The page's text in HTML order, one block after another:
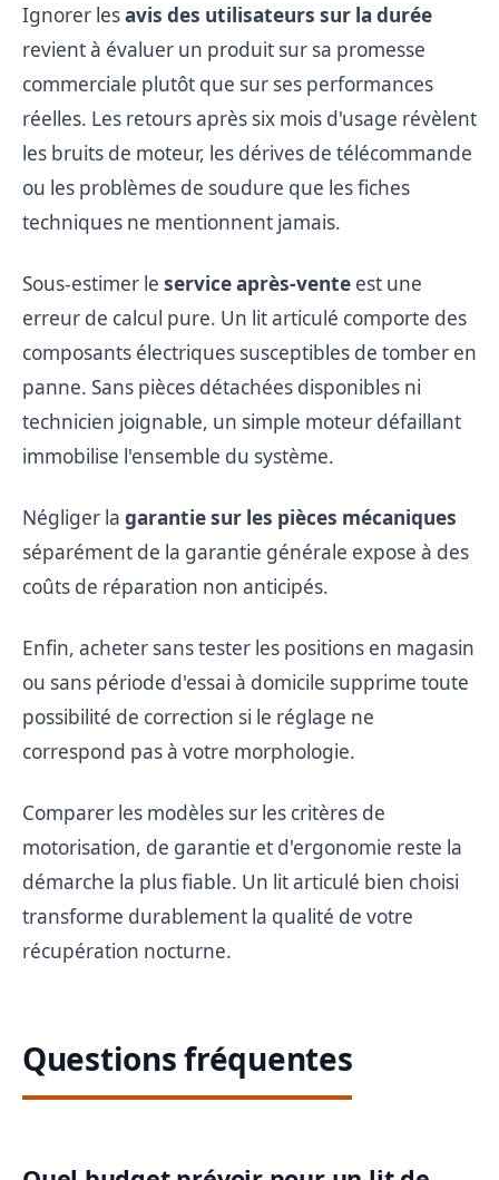
Ignorer lesavis des utilisateurs sur la durée
revient à évaluer un produit sur sa promesse
commerciale plutôt que sur ses performances
réelles. Les retours après six mois d'usage révèlent
les bruits de moteur, les dérives de télécommande
ou les problèmes de soudure que les fiches
techniques ne mentionnent jamais.
Sous-estimer le service après-vente est une
erreur de calcul pure. Un lit articulé comporte des
composants électriques susceptibles de tomber en
panne. Sans pièces détachées disponibles ni
technicien joignable, un simple moteur défaillant
immobilise l'ensemble du système.
Négliger la garantie sur les pièces mécaniques
séparément de la garantie générale expose à des
coûts de réparation non anticipés.
Enfin, acheter sans tester les positions en magasin
ou sans période d'essai à domicile supprime toute
possibilité de correction si le réglage ne
correspond pas à votre morphologie.
Comparer les modèles sur les critères de
motorisation, de garantie et d'ergonomie reste la
démarche la plus fiable. Un lit articulé bien choisi
transforme durablement la qualité de votre
récupération nocturne.
Questions fréquentes